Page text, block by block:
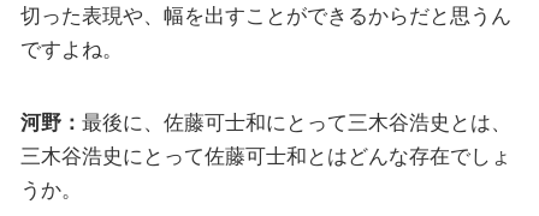
切った表現や、幅を出すことができるからだと思うん
ですよね。
河野： 最後に、佐藤可士和にとって三木谷浩史とは、
三木谷浩史にとって佐藤可士和とはどんな存在でしょ
うか。